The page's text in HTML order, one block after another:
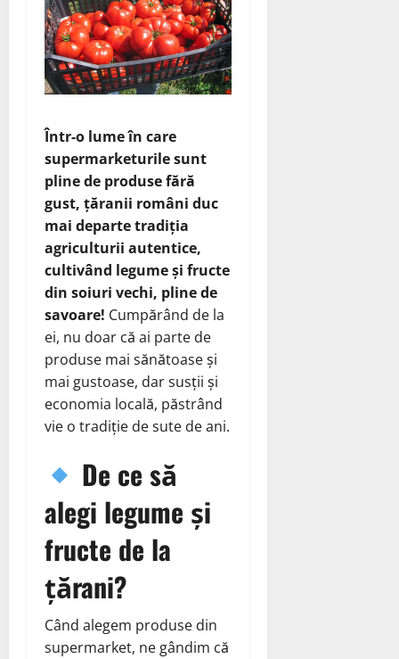
Într-o lume în care
supermarketurile sunt
pline de produse fără
gust, țăranii români duc
mai departe tradiția
agriculturii autentice,
cultivând legume și fructe
din soiuri vechi, pline de
savoare! Cumpărând de la
ei, nu doar că ai parte de
produse mai sănătoase și
mai gustoase, dar susții și
economia locală, păstrând
vie o tradiție de sute de ani.
De ce să
alegi legume și
fructe de la
țărani?
Când alegem produse din
supermarket, ne gândim că